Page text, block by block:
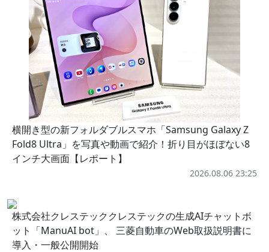
横開き型の新フォルダブルスマホ「Samsung Galaxy Z
Fold8 Ultra」を写真や動画で紹介！折り目がほぼない8
インチ大画面【レポート】
2026.08.06 23:25
株式会社クレステッククレステックの生成AIチャットボ
ット「ManuAI bot」、 三菱自動車のWeb取扱説明書に
導入・一般公開開始